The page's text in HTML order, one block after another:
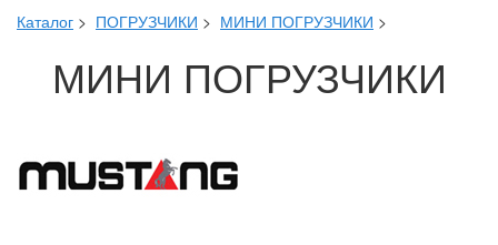
Каталог > ПОГРУЗЧИКИ > МИНИ ПОГРУЗЧИКИ >
МИНИ ПОГРУЗЧИКИ